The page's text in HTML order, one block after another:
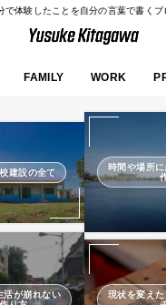
で体験したことを自分の言葉で書くブ
FAMILY WORK
建設の全て
時間や場所
活が崩れない
現状を変え